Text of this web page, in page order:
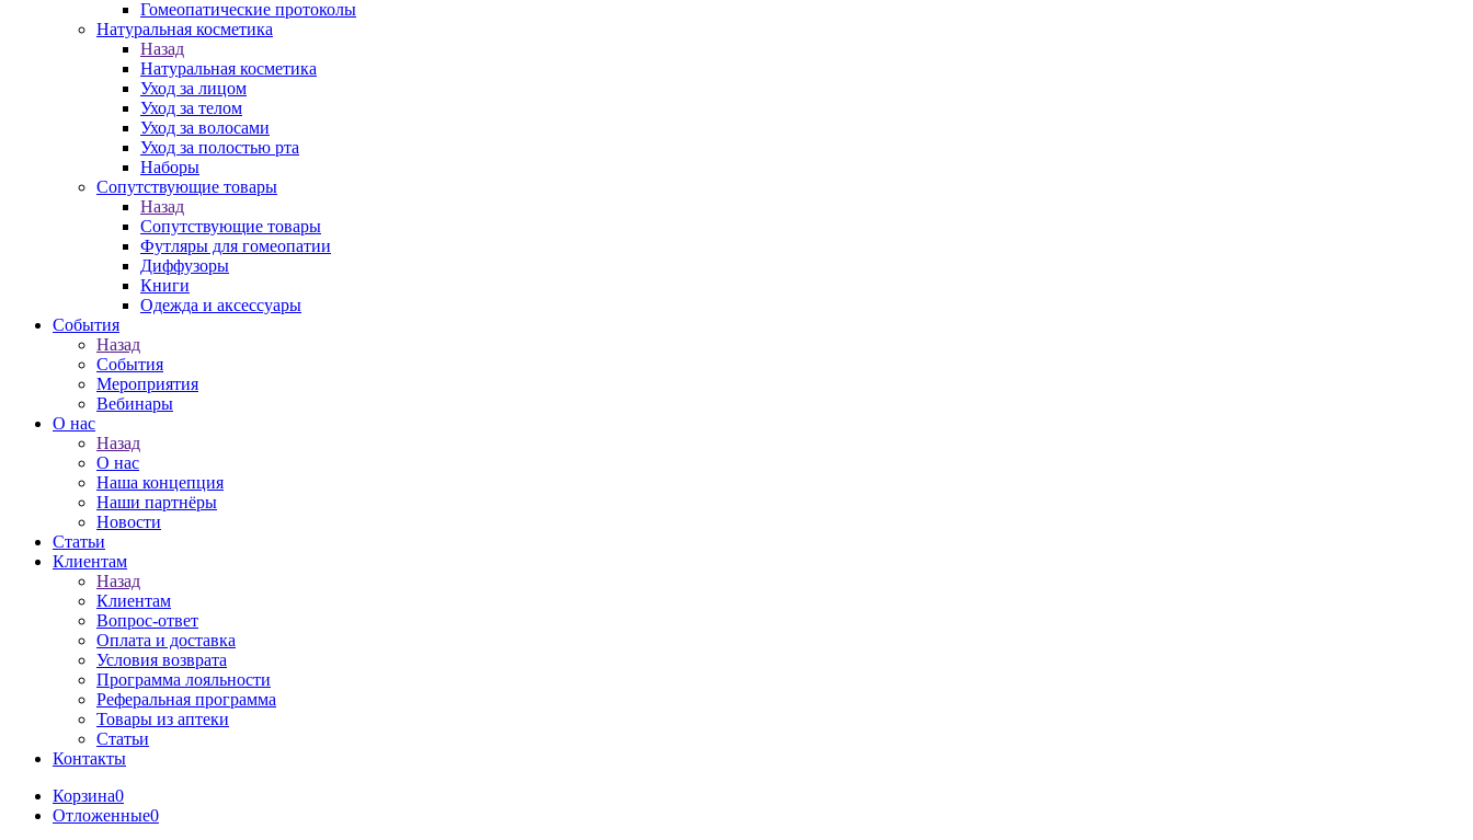
Гомеопатические протоколы
Натуральная косметика
Назад
Натуральная косметика
Уход за лицом
Уход за телом
Уход за волосами
Уход за полостью рта
Наборы
Сопутствующие товары
Назад
Сопутствующие товары
Футляры для гомеопатии
Диффузоры
Книги
Одежда и аксессуары
События
Назад
События
Мероприятия
Вебинары
О нас
Назад
О нас
Наша концепция
Наши партнёры
Новости
Статьи
Клиентам
Назад
Клиентам
Вопрос-ответ
Оплата и доставка
Условия возврата
Программа лояльности
Реферальная программа
Товары из аптеки
Статьи
Контакты
Корзина0
Отложенные0